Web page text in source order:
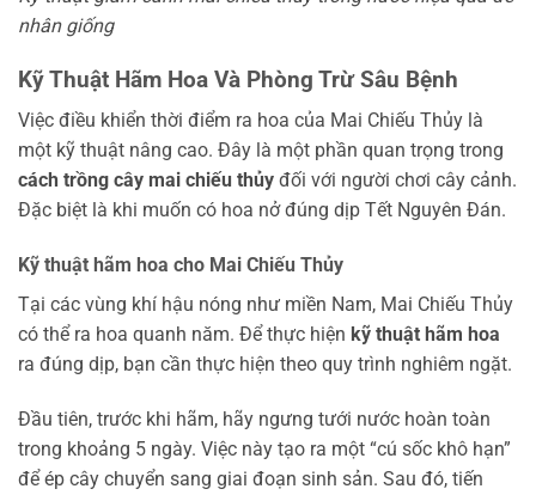
nhân giống
Kỹ Thuật Hãm Hoa Và Phòng Trừ Sâu Bệnh
Việc điều khiển thời điểm ra hoa của Mai Chiếu Thủy là
một kỹ thuật nâng cao. Đây là một phần quan trọng trong
cách trồng cây mai chiếu thủy đối với người chơi cây cảnh.
Đặc biệt là khi muốn có hoa nở đúng dịp Tết Nguyên Đán.
Kỹ thuật hãm hoa cho Mai Chiếu Thủy
Tại các vùng khí hậu nóng như miền Nam, Mai Chiếu Thủy
có thể ra hoa quanh năm. Để thực hiện kỹ thuật hãm hoa
ra đúng dịp, bạn cần thực hiện theo quy trình nghiêm ngặt.
Đầu tiên, trước khi hãm, hãy ngưng tưới nước hoàn toàn
trong khoảng 5 ngày. Việc này tạo ra một “cú sốc khô hạn”
để ép cây chuyển sang giai đoạn sinh sản. Sau đó, tiến